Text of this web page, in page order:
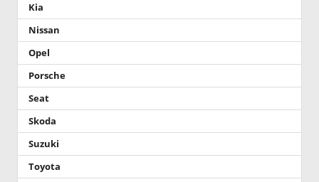
Kia
Nissan
Opel
Porsche
Seat
Skoda
Suzuki
Toyota